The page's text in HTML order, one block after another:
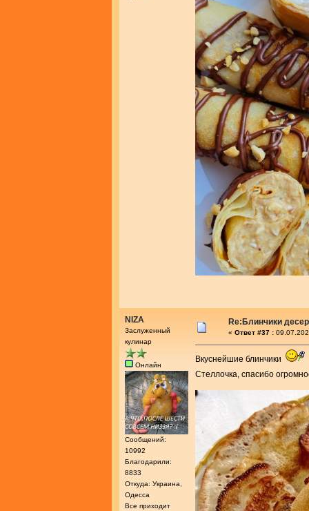
NIZA
Заслуженный
кулинар
Онлайн
Сообщений:
10992
Благодарили:
8833
Откуда: Украина,
Одесса
Все приходит
Re:Блинчики
« Ответ #37 :
Вкуснейшие блинчики
Стеллочка, спасибо